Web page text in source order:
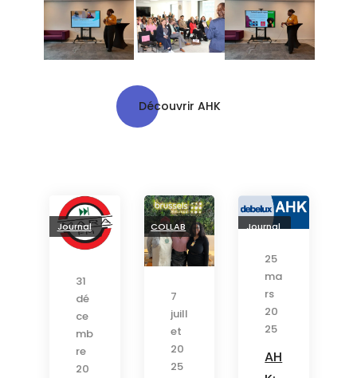
Découvrir AHK
Journal
31
dé
ce
mb
re
20
COLLAB
7
juill
et
20
25
Journal
25
ma
rs
20
25
AH